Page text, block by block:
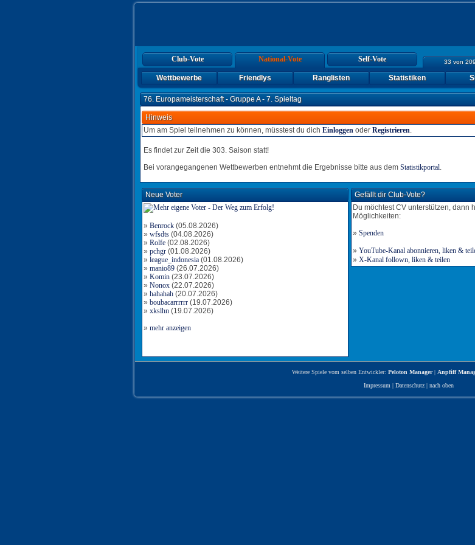
33 von
Club-Vote National-Vote Self-Vote
Wettbewerbe Friendlys Ranglisten Statistiken
76. Europameisterschaft - Gruppe A - 7. Spieltag
Hinweis
Um am Spiel teilnehmen zu können, müsstest du dich Einloggen oder Registrieren.
Es findet zur Zeit die 303. Saison statt!
Bei vorangegangenen Wettbewerben entnehmt die Ergebnisse bitte aus dem Statistikportal.
Neue Voter
» Benrock (05.08.2026)
» wfsdts (04.08.2026)
» Rolfe (02.08.2026)
» pchgr (01.08.2026)
» league_indonesia (01.08.2026)
» manio89 (26.07.2026)
» Komin (23.07.2026)
» Nonox (22.07.2026)
» hahahah (20.07.2026)
» boubacarrrrrr (19.07.2026)
» xkslhn (19.07.2026)
» mehr anzeigen
Gefällt dir Club-Vote?
Du möchtest CV unterstützen, dann
Möglichkeiten:
» Spenden
» YouTube-Kanal abonnieren, liken &
» X-Kanal follown, liken & teilen
Weitere Spiele vom selben Entwickler: Peloton Manager| Anpfiff
Impressum | Datenschutz | nach oben